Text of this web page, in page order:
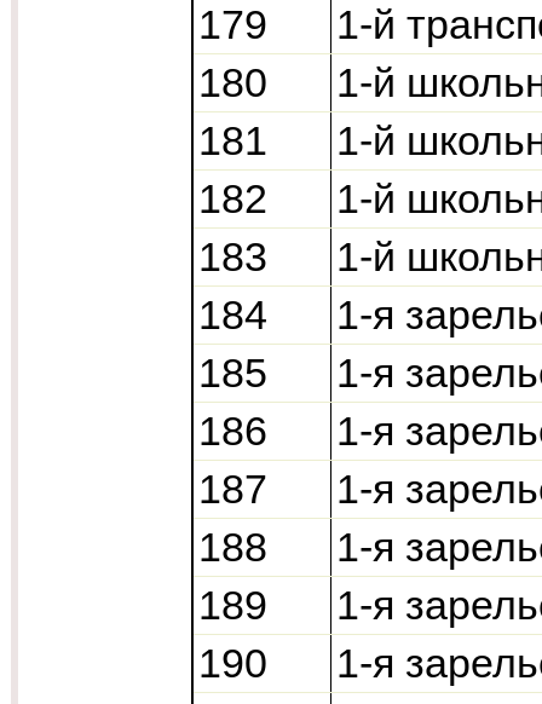
179
1-й
180
1-й
181
1-й
182
1-й
183
1-й
184
1-я
185
1-я
186
1-я
187
1-я
188
1-я
189
1-я
190
1-я